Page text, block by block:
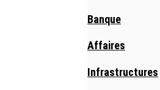
Banque
Affaires
Infrastructures